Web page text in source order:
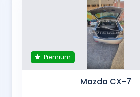
Premium
Mazda CX-7